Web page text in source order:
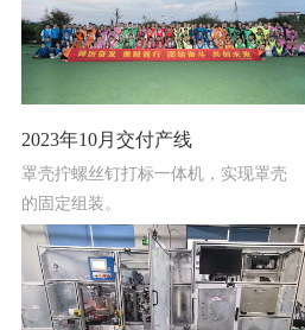
2023年10月交付产线
罩壳拧螺丝钉打标一体机，实现罩壳
的固定组装。